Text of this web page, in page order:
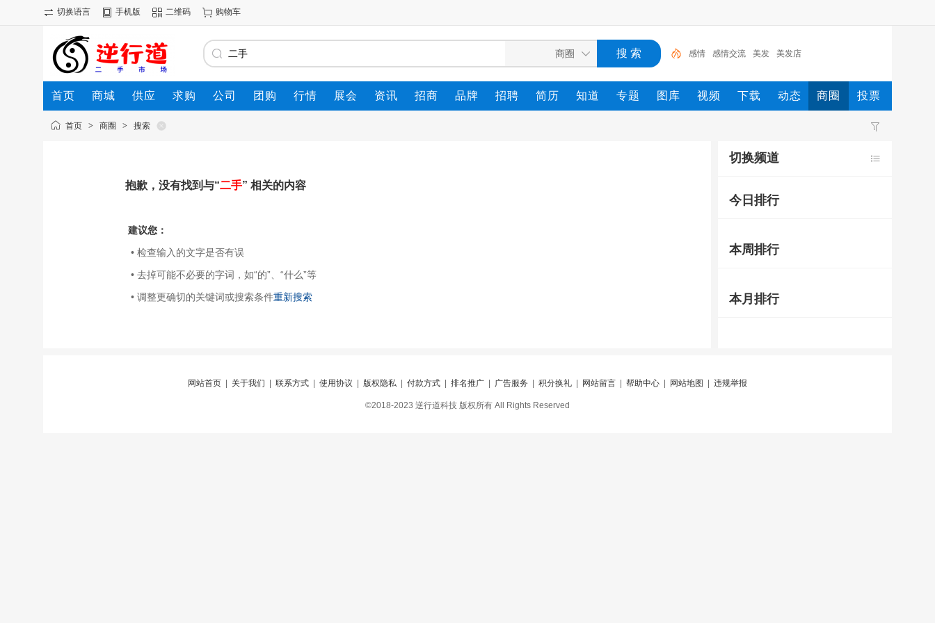
切换语言 手机版 二维码 购物车
感情 感情交流 美发 美发店
首页 商城 供应 求购 公司 团购 行情 展会 资讯 招商 品牌 招聘 简历 知道 专题 图库 视频 下载 动态 商圈 投票
首页 > 商圈 > 搜索
抱歉，没有找到与“二手” 相关的内容
建议您：
• 检查输入的文字是否有误
• 去掉可能不必要的字词，如“的”、“什么”等
• 调整更确切的关键词或搜索条件重新搜索
切换频道
今日排行
本周排行
本月排行
网站首页 关于我们 联系方式 使用协议 版权隐私 付款方式 排名推广 广告服务 积分换礼 网站留言 帮助中心 网站地图 违规举报
©2018-2023 逆行道科技 版权所有 All Rights Reserved